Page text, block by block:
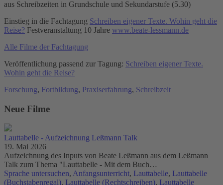
Akzeptieren
powered byUsercentrics Consent
aus Schreibzeiten in Grundschule und Sekundarstufe (5.30)
Einstieg in die Fachtagung Schreiben eigener Texte. Wohin geht die
Reise? Festveranstaltung 10 Jahre www.beate-lessmann.de
Alle Filme der Fachtagung
Veröffentlichung passend zur Tagung: Schreiben eigener Texte.
Wohin geht die Reise?
Forschung, Fortbildung, Praxiserfahrung, Schreibzeit
Neue Filme
Lauttabelle - Aufzeichnung Leßmann Talk
19. Mai 2026
Aufzeichnung des Inputs von Beate Leßmann aus dem Leßmann
Talk zum Thema "Lauttabelle - Mit dem Buch…
Sprache untersuchen, Anfangsunterricht, Lauttabelle, Lauttabelle
(Buchstabenregal), Lauttabelle (Rechtschreiben), Lauttabelle